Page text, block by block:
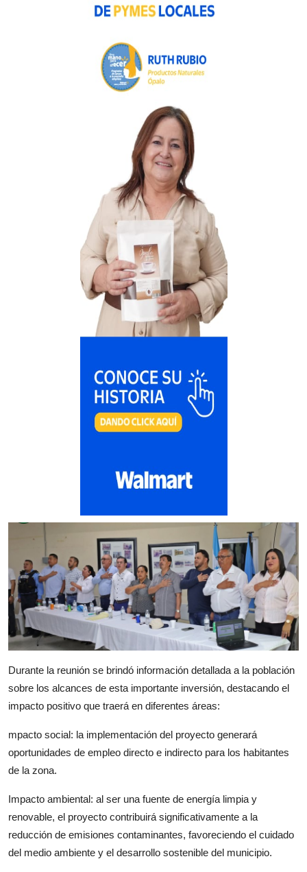
Durante la reunión se brindó información detallada a la población
sobre los alcances de esta importante inversión, destacando el
impacto positivo que traerá en diferentes áreas:
mpacto social: la implementación del proyecto generará
oportunidades de empleo directo e indirecto para los habitantes
de la zona.
Impacto ambiental: al ser una fuente de energía limpia y
renovable, el proyecto contribuirá significativamente a la
reducción de emisiones contaminantes, favoreciendo el cuidado
del medio ambiente y el desarrollo sostenible del municipio.